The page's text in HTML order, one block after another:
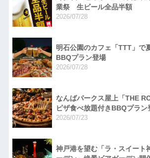
業祭 生ビール全品半額
2026/07/28
明石公園のカフェ「TTT」で
BBQプラン登場
2026/07/28
なんばパークス屋上「THE
ピザ食べ放題付きBBQプラン
2026/07/23
神戸港を望む「ラ・スイート